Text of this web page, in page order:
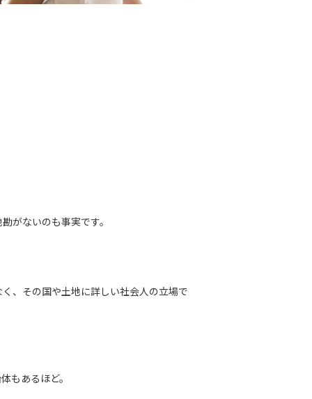
がないのも事実です。
、その国や土地に詳しい社会人の立場で
もあるほど。